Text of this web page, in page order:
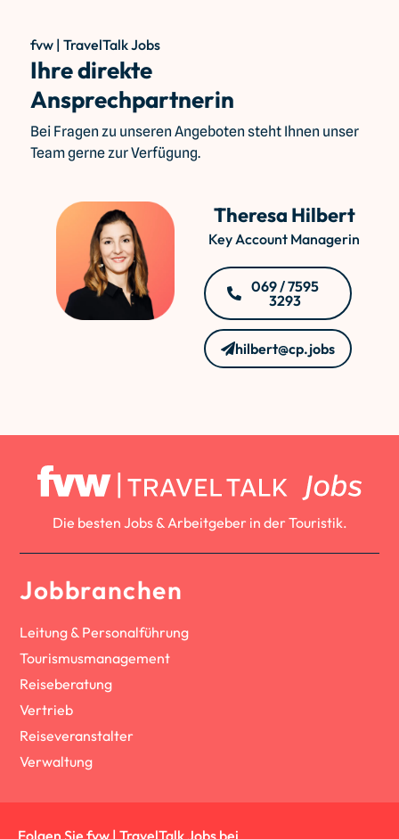
fvw | TravelTalk Jobs
Ihre direkte
Ansprechpartnerin
Bei Fragen zu unseren Angeboten steht Ihnen unser
Team gerne zur Verfügung.
Theresa Hilbert
Key Account Managerin
069 / 7595
3293
hilbert@cp.jobs
Die besten Jobs & Arbeitgeber in der Touristik.
Jobbranchen
Leitung & Personalführung
Tourismusmanagement
Reiseberatung
Vertrieb
Reiseveranstalter
Verwaltung
Folgen Sie fvw | TravelTalk Jobs bei